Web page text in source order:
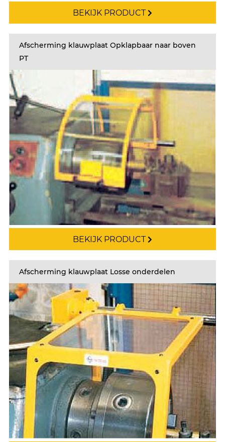
BEKIJK PRODUCT
Afscherming klauwplaat Opklapbaar naar boven
PT
BEKIJK PRODUCT
Afscherming klauwplaat Losse onderdelen